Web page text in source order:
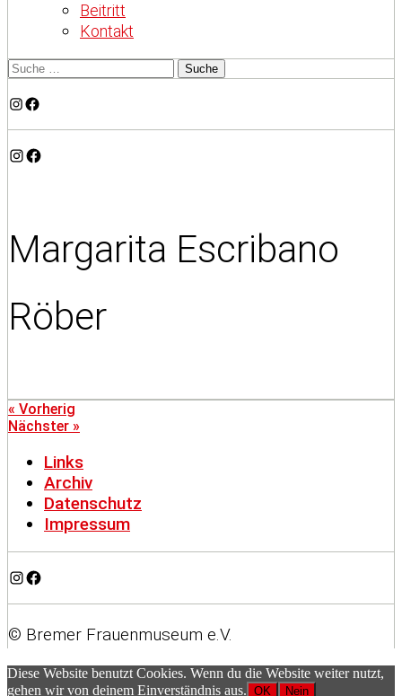
Beitritt
Kontakt
Instagram
Facebook
Instagram
Facebook
Margarita Escribano
Röber
« Vorherig
Nächster »
Links
Archiv
Datenschutz
Impressum
Instagram
Facebook
© Bremer Frauenmuseum e.V.
Diese Website benutzt Cookies. Wenn du die Website weiter nutzt,
gehen wir von deinem Einverständnis aus. OK Nein